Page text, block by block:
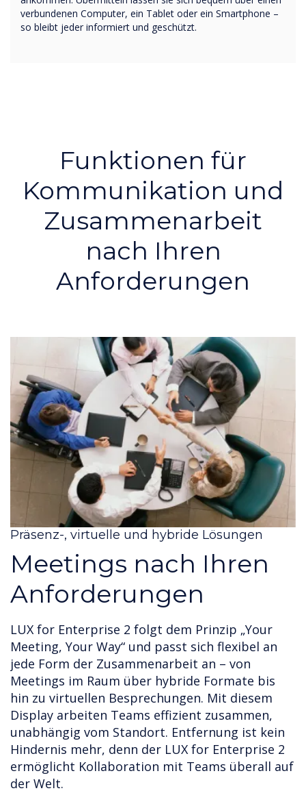
verbundenen Computer, ein Tablet oder ein Smartphone –
so bleibt jeder informiert und geschützt.
Funktionen für
Kommunikation und
Zusammenarbeit
nach Ihren
Anforderungen
Präsenz-, virtuelle und hybride Lösungen
Meetings nach Ihren
Anforderungen
LUX for Enterprise 2 folgt dem Prinzip „Your
Meeting, Your Way“ und passt sich flexibel an
jede Form der Zusammenarbeit an – von
Meetings im Raum über hybride Formate bis
hin zu virtuellen Besprechungen. Mit diesem
Display arbeiten Teams effizient zusammen,
unabhängig vom Standort. Entfernung ist kein
Hindernis mehr, denn der LUX for Enterprise 2
ermöglicht Kollaboration mit Teams überall auf
der Welt.